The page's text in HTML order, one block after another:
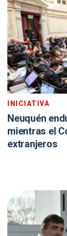
INICIATIVA
Neuquén
mientras el
extranjeros